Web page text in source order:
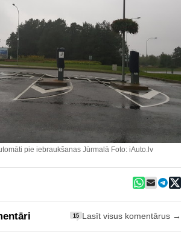
pie iebraukšanas Jūrmalā Foto: iAuto.lv
15 Lasīt visus komentārus →